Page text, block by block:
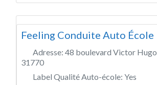
Feeling Conduite Auto École
Adresse: 48 boulevard Victor Hugo
31770
Label Qualité Auto-école: Yes